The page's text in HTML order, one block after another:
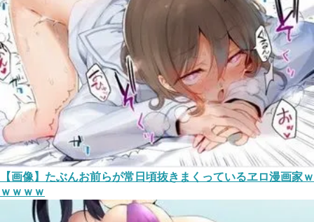
【画像】たぶんお前らが常日頃抜きまくっているヱロ漫画家ｗ
ｗｗｗｗ